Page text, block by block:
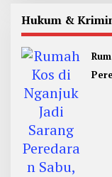
Hukum &